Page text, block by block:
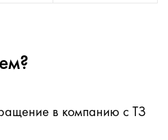
в компанию с ТЗ